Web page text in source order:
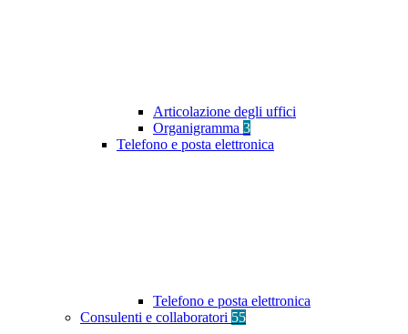
Articolazione degli uffici
Organigramma 3
Telefono e posta elettronica
Telefono e posta elettronica
Consulenti e collaboratori 55